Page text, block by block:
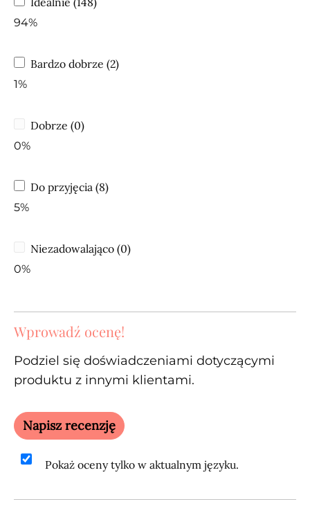
94%
Bardzo dobrze (2)
1%
Dobrze (0)
0%
Do przyjęcia (8)
5%
Niezadowalająco (0)
0%
Wprowadź ocenę!
Podziel się doświadczeniami dotyczącymi
produktu z innymi klientami.
Napisz recenzję
Pokaż oceny tylko w aktualnym języku.